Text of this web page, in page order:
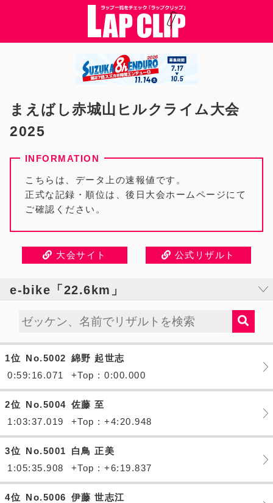
まえばし赤城山ヒルクライム大会
2025
こちらは、データ上の速報値です。
正式な記録・順位は、後日大会ホームページにて
ご確認ください。
大会サイト 公式リザルト
e-bike「22.6km」
1位 No.5002 綿野 起世志
0:59:16.071
+Top : 0:00.000
2位 No.5004 佐藤 至
1:03:37.019
+Top : +4:20.948
3位 No.5001
白鳥 正美
1:05:35.908
+Top : +6:19.837
4位 No.5006 伊藤 世志江